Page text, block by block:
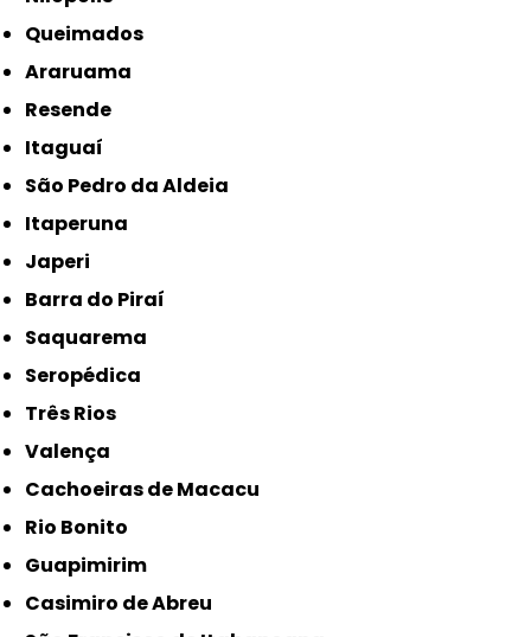
Queimados
Araruama
Resende
Itaguaí
São Pedro da Aldeia
Itaperuna
Japeri
Barra do Piraí
Saquarema
Seropédica
Três Rios
Valença
Cachoeiras de Macacu
Rio Bonito
Guapimirim
Casimiro de Abreu